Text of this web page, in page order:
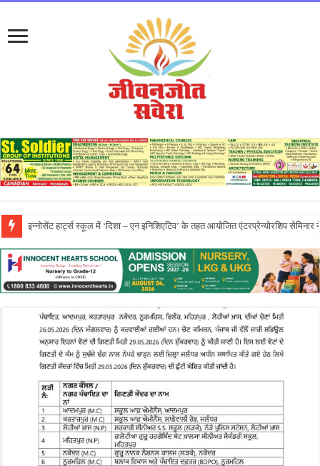
प्रो. (डॉ.) यादविंदर सिंह बराड़ ने आई.के. गुजराल पंजाब टेक्निकल यूनिवर्सिटी के वाइस-